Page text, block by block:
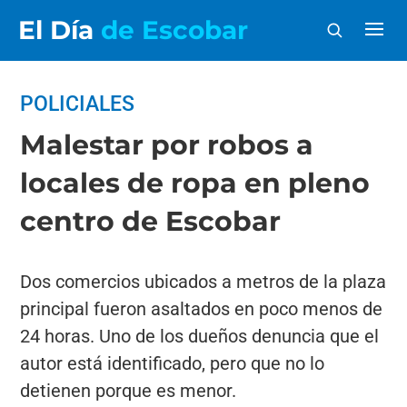
El Día de Escobar
POLICIALES
Malestar por robos a
locales de ropa en pleno
centro de Escobar
Dos comercios ubicados a metros de la plaza
principal fueron asaltados en poco menos de
24 horas. Uno de los dueños denuncia que el
autor está identificado, pero que no lo
detienen porque es menor.